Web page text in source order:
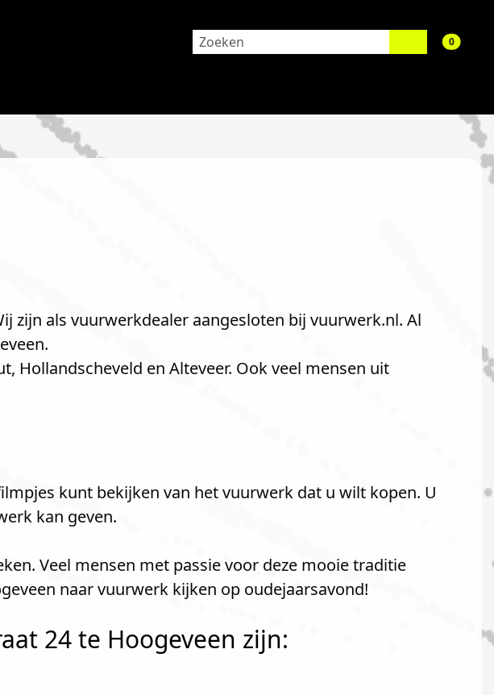
0aantal
zijn als vuurwerkdealer aangesloten bij vuurwerk.nl. Al
Hollandscheveld en Alteveer. Ook veel mensen uit
kunt bekijken van het vuurwerk dat u wilt kopen. U
kan geven.
Veel mensen met passie voor deze mooie traditie
naar vuurwerk kijken op oudejaarsavond!
24 te Hoogeveen zijn: